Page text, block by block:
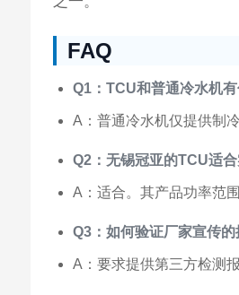
FAQ
Q1：TCU和普通冷水机
A：普通冷水机仅提供制
Q2：无锡冠亚的TCU适
A：适合。其产品功率范
Q3：如何验证厂家宣传的
A：要求提供第三方检测